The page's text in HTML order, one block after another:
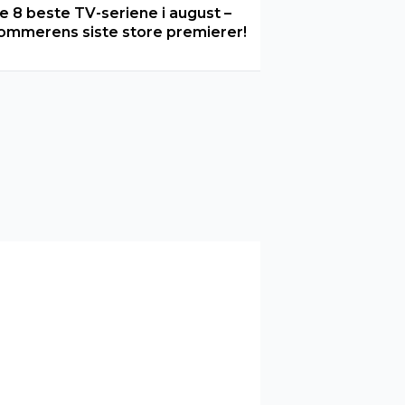
8 beste TV-seriene i august –
siste store premierer!